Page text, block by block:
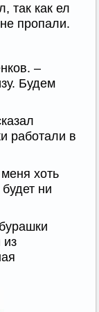
так как ел
пропали.
–
Будем
работали в
хоть
ни
из